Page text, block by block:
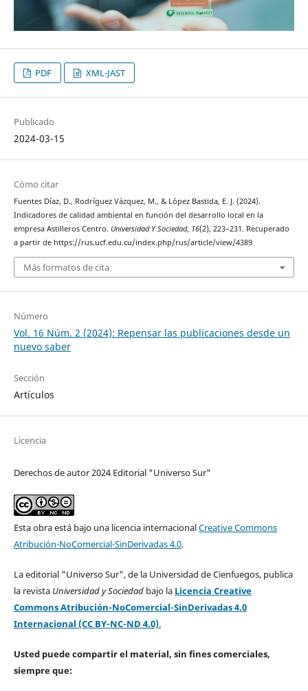
PDF XML-JAST
Publicado
2024-03-15
Cómo citar
Fuentes Díaz, D., Rodríguez Vázquez, M., & López Bastida, E. J. (2024).
Indicadores de calidad ambiental en función del desarrollo local en la
empresa Astilleros Centro. Universidad Y Sociedad, 16(2), 223–231. Recuperado
a partir de https://rus.ucf.edu.cu/index.php/rus/article/view/4389
Más formatos de cita
Número
Vol. 16 Núm. 2 (2024): Repensar las publicaciones desde un
nuevo saber
Sección
Artículos
Licencia
Derechos de autor 2024 Editorial "Universo Sur"
Esta obra está bajo una licencia internacionalCreative Commons
Atribución-NoComercial-SinDerivadas 4.0.
La editorial "Universo Sur", de la Universidad de Cienfuegos, publica
la revista Universidad y Sociedad bajo la Licencia Creative
Commons Atribución-NoComercial-SinDerivadas 4.0
Internacional (CC BY-NC-ND 4.0).
Usted puede compartir el material, sin fines comerciales,
siempre que: